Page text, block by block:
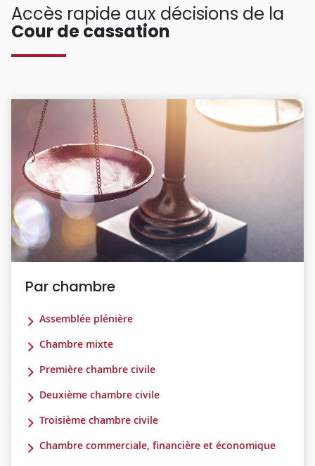
Accès rapide aux décisions de la
Cour de cassation
Par chambre
Assemblée plénière
Chambre mixte
Première chambre civile
Deuxième chambre civile
Troisième chambre civile
Chambre commerciale, financière et économique